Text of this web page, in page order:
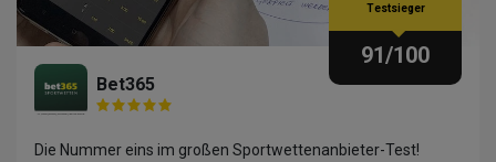
Bet365
Testsieger
91/100
Die Nummer eins im großen Sportwettenanbieter-Test!